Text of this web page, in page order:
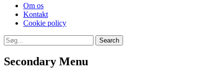
Skip
content
Om os
Kontakt
Cookie policy
Search
Search
for:
Secondary Menu